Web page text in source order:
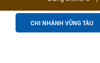
CHI NHÁNH VŨNG TÀU